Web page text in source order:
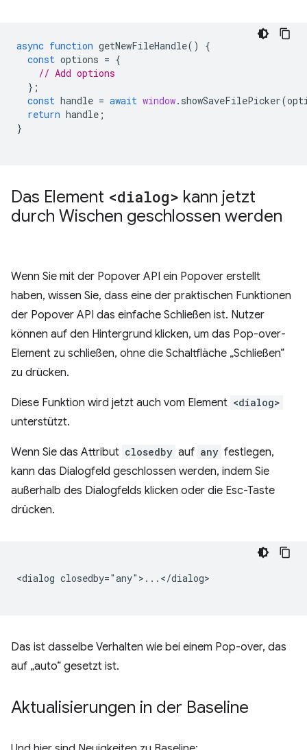
async function getNewFileHandle()
{
const options = {
// Add options
};
const handle = await window. showSaveFilePicker(
return handle ;
}
Das Element <dialog> kann jetzt
durch Wischen geschlossen werden
Wenn Sie mit der Popover API ein Popover erstellt
haben, wissen Sie, dass eine der praktischen Funktionen
der Popover API das einfache Schließen ist. Nutzer
können auf den Hintergrund klicken, um das Pop-over-
Element zu schließen, ohne die Schaltfläche „Schließen“
zu drücken.
Diese Funktion wird jetzt auch vom Element <dialog>
unterstützt.
Wenn Sie das Attribut closedby auf any festlegen,
kann das Dialogfeld geschlossen werden, indem Sie
außerhalb des Dialogfelds klicken oder die Esc-Taste
drücken.
<dialog closedby="any">...</dialog>
Das ist dasselbe Verhalten wie bei einem Pop-over, das
auf „auto“ gesetzt ist.
Aktualisierungen in der Baseline